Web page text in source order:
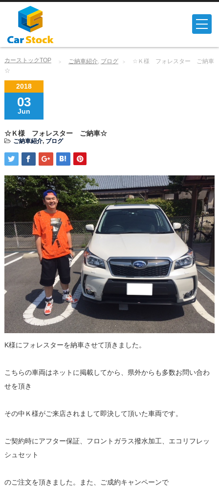
カーストックTOP ご納車紹介 ブログ
☆Ｋ様 フォレスター ご納車
☆
2018
03
Jun
☆Ｋ様 フォレスター ご納車☆
ご納車紹介, ブログ
K様にフォレスターを納車させて頂きました。
こちらの車両はネットに掲載してから、県外からも多数お問い合わ
せを頂き
その中Ｋ様がご来店されまして即決して頂いた車両です。
ご契約時にアフター保証、フロントガラス撥水加工、エコリフレッ
シュセット
のご注文を頂きました。また、ご成約キャンペーンで